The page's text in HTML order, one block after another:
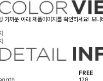
가까운 아래 제품이미지를 확인하세요! 모
FREE